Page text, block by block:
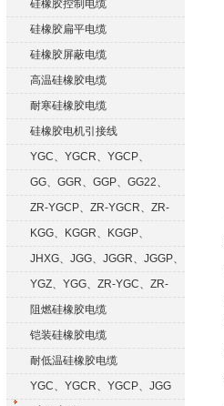
硅橡胶控制电缆
硅橡胶扁平电缆
硅橡胶屏蔽电缆
高温硅橡胶电缆
耐寒硅橡胶电缆
硅橡胶电机引接线
YGC、YGCR、YGCP、
YGCRP
GG、GGR、GGP、GG22、
GGRP
ZR-YGCP、ZR-YGCR、ZR-
YGCRP
KGG、KGGR、KGGP、
KGGRP
JHXG、JGG、JGGR、JGGP、
JGGFYGZ、YGG、ZR-YGC、ZR-
KGG阻燃硅橡胶电缆
铠装硅橡胶电缆
耐低温硅橡胶电缆
YGC、YGCR、YGCP、JGG